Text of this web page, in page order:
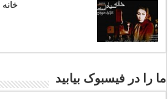
ما را در فیسبوک بیابید